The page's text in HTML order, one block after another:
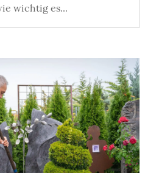
wichtig es...